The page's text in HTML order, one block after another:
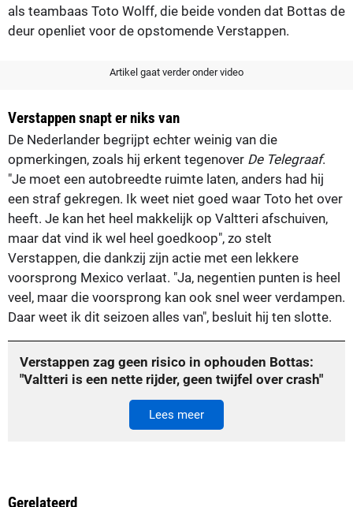
als teambaas Toto Wolff, die beide vonden dat Bottas de
deur openliet voor de opstomende Verstappen.
Artikel gaat verder onder video
Verstappen snapt er niks van
De Nederlander begrijpt echter weinig van die
opmerkingen, zoals hij erkent tegenover De Telegraaf.
"Je moet een autobreedte ruimte laten, anders had hij
een straf gekregen. Ik weet niet goed waar Toto het over
heeft. Je kan het heel makkelijk op Valtteri afschuiven,
maar dat vind ik wel heel goedkoop", zo stelt
Verstappen, die dankzij zijn actie met een lekkere
voorsprong Mexico verlaat. "Ja, negentien punten is heel
veel, maar die voorsprong kan ook snel weer verdampen.
Daar weet ik dit seizoen alles van", besluit hij ten slotte.
Verstappen zag geen risico in ophouden Bottas:
"Valtteri is een nette rijder, geen twijfel over crash"
Lees meer
Gerelateerd